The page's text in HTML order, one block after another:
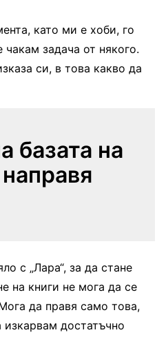
като ми е хоби, го
задача от някого.
си, в това какво да
базата на
с „Лара“, за да стане
на книги не мога да се
да правя само това,
достатъчно